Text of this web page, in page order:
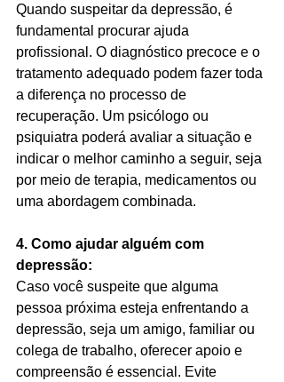
Quando suspeitar da depressão, é
fundamental procurar ajuda
profissional. O diagnóstico precoce e o
tratamento adequado podem fazer toda
a diferença no processo de
recuperação. Um psicólogo ou
psiquiatra poderá avaliar a situação e
indicar o melhor caminho a seguir, seja
por meio de terapia, medicamentos ou
uma abordagem combinada.
4. Como ajudar alguém com
depressão:
Caso você suspeite que alguma
pessoa próxima esteja enfrentando a
depressão, seja um amigo, familiar ou
colega de trabalho, oferecer apoio e
compreensão é essencial. Evite